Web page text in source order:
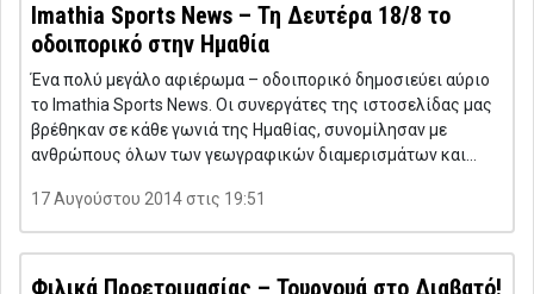
Imathia Sports News – Τη Δευτέρα 18/8 το
οδοιπορικό στην Ημαθία
Ένα πολύ μεγάλο αφιέρωμα – οδοιπορικό δημοσιεύει αύριο
το Imathia Sports News. Οι συνεργάτες της ιστοσελίδας μας
βρέθηκαν σε κάθε γωνιά της Ημαθίας, συνομίλησαν με
ανθρώπους όλων των γεωγραφικών διαμερισμάτων και…
17 Αυγούστου 2014 στις 19:51
Φιλικά Προετοιμασίας – Τουρνουά στο Διαβατό!